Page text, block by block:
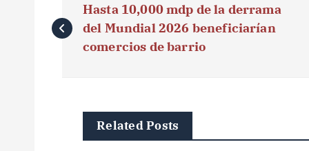
a
Hasta 10,000 mdp de la derrama
del Mundial 2026 beneficiarían
comercios de barrio
Related Posts